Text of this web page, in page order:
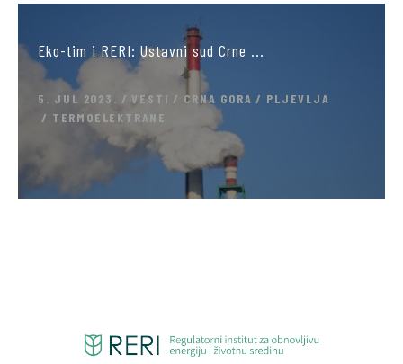
Eko-tim i RERI: Ustavni sud Crne ...
5. JUL 2023. VESTI CRNA GORA
PLJEVLJA
TERMOELEKTRANE